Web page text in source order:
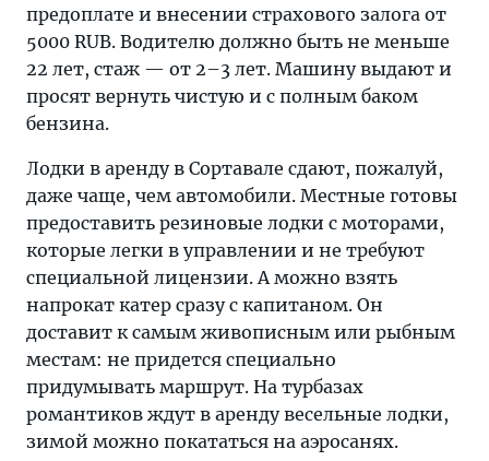
предоплате и внесении страхового залога от
5000 RUB. Водителю должно быть не меньше
22 лет, стаж — от 2–3 лет. Машину выдают и
просят вернуть чистую и с полным баком
бензина.
Лодки в аренду в Сортавале сдают, пожалуй,
даже чаще, чем автомобили. Местные готовы
предоставить резиновые лодки с моторами,
которые легки в управлении и не требуют
специальной лицензии. А можно взять
напрокат катер сразу с капитаном. Он
доставит к самым живописным или рыбным
местам: не придется специально
придумывать маршрут. На турбазах
романтиков ждут в аренду весельные лодки,
зимой можно покататься на аэросанях.